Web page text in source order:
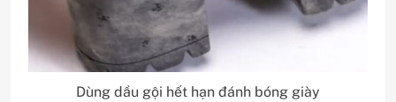
Dùng dầu gội hết hạn đánh bóng giày